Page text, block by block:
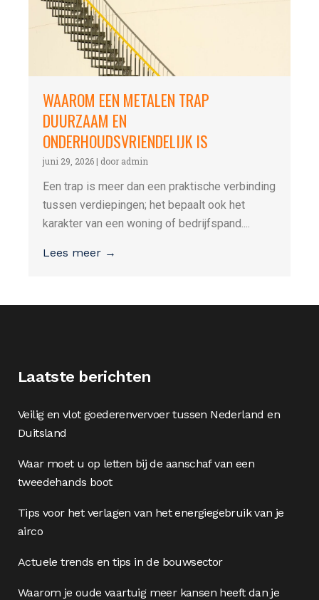
WAAROM EEN METALEN TRAP
DUURZAAM EN
ONDERHOUDSVRIENDELIJK IS
juni 29, 2026 | door admin
Een trap is meer dan een praktische verbinding
tussen verdiepingen; het bepaalt ook het
karakter van een woning of bedrijfspand....
Lees meer →
Laatste berichten
Veilig en vlot goederenvervoer tussen Nederland en
Duitsland
Waar moet u op letten bij de aanschaf van een
tweedehands boot
Tips voor het verlagen van het energiegebruik van je
airco
Actuele trends en tips in de bouwsector
Waarom je oude vaartuig meer kansen heeft dan je